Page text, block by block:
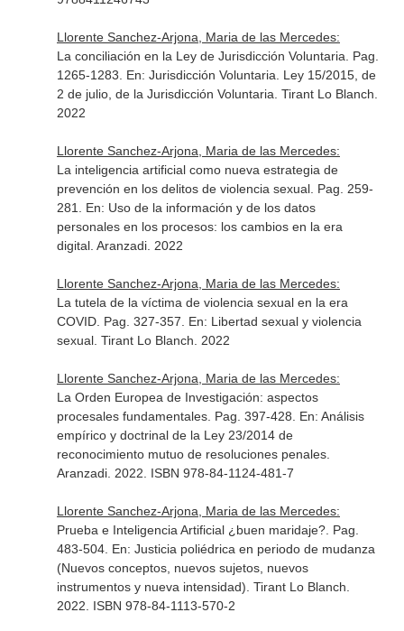
Llorente Sanchez-Arjona, Maria de las Mercedes:
La conciliación en la Ley de Jurisdicción Voluntaria. Pag.
1265-1283. En: Jurisdicción Voluntaria. Ley 15/2015, de
2 de julio, de la Jurisdicción Voluntaria . Tirant Lo Blanch.
2022
Llorente Sanchez-Arjona, Maria de las Mercedes:
La inteligencia artificial como nueva estrategia de
prevención en los delitos de violencia sexual. Pag. 259-
281. En: Uso de la información y de los datos
personales en los procesos: los cambios en la era
digital. Aranzadi. 2022
Llorente Sanchez-Arjona, Maria de las Mercedes:
La tutela de la víctima de violencia sexual en la era
COVID. Pag. 327-357. En: Libertad sexual y violencia
sexual. Tirant Lo Blanch. 2022
Llorente Sanchez-Arjona, Maria de las Mercedes:
La Orden Europea de Investigación: aspectos
procesales fundamentales. Pag. 397-428. En: Análisis
empírico y doctrinal de la Ley 23/2014 de
reconocimiento mutuo de resoluciones penales.
Aranzadi. 2022. ISBN 978-84-1124-481-7
Llorente Sanchez-Arjona, Maria de las Mercedes:
Prueba e Inteligencia Artificial ¿buen maridaje?. Pag.
483-504. En: Justicia poliédrica en periodo de mudanza
(Nuevos conceptos, nuevos sujetos, nuevos
instrumentos y nueva intensidad) . Tirant Lo Blanch.
2022. ISBN 978-84-1113-570-2